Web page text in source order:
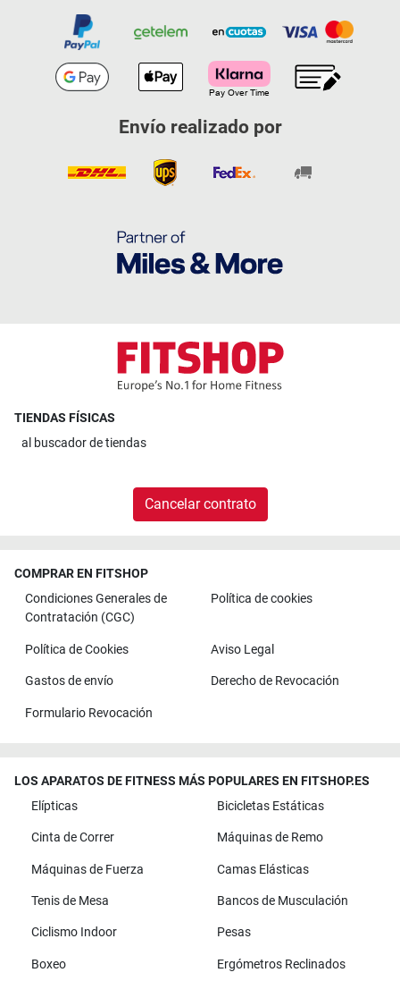
Envío realizado por
TIENDAS FÍSICAS
al buscador de tiendas
Cancelar contrato
COMPRAR EN FITSHOP
Condiciones Generales de
Contratación (CGC)
Política de cookies
Política de Cookies Aviso Legal
Gastos de envío Derecho de Revocación
Formulario Revocación
LOS APARATOS DE FITNESS MÁS POPULARES EN FITSHOP.ES
Elípticas
Bicicletas Estáticas
Cinta de Correr Máquinas de Remo
Máquinas de Fuerza Camas Elásticas
Tenis de Mesa Bancos de Musculación
Ciclismo Indoor Pesas
Boxeo Ergómetros Reclinados